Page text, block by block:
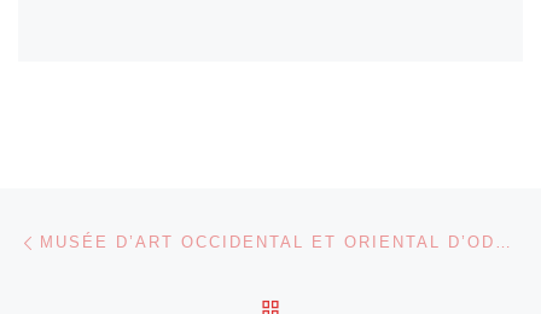
Parcourir les articles MUSÉE D’ART OCCIDENTAL ET ORIENTAL D’ODESSA